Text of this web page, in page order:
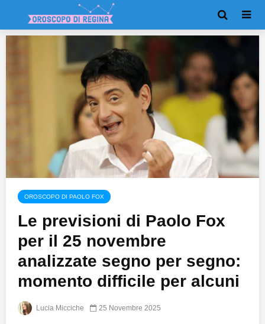
OROSCOPO DI PAOLO FOX
Le previsioni di Paolo Fox
per il 25 novembre
analizzate segno per segno:
momento difficile per alcuni
Lucia Micciche 25 Novembre 2025